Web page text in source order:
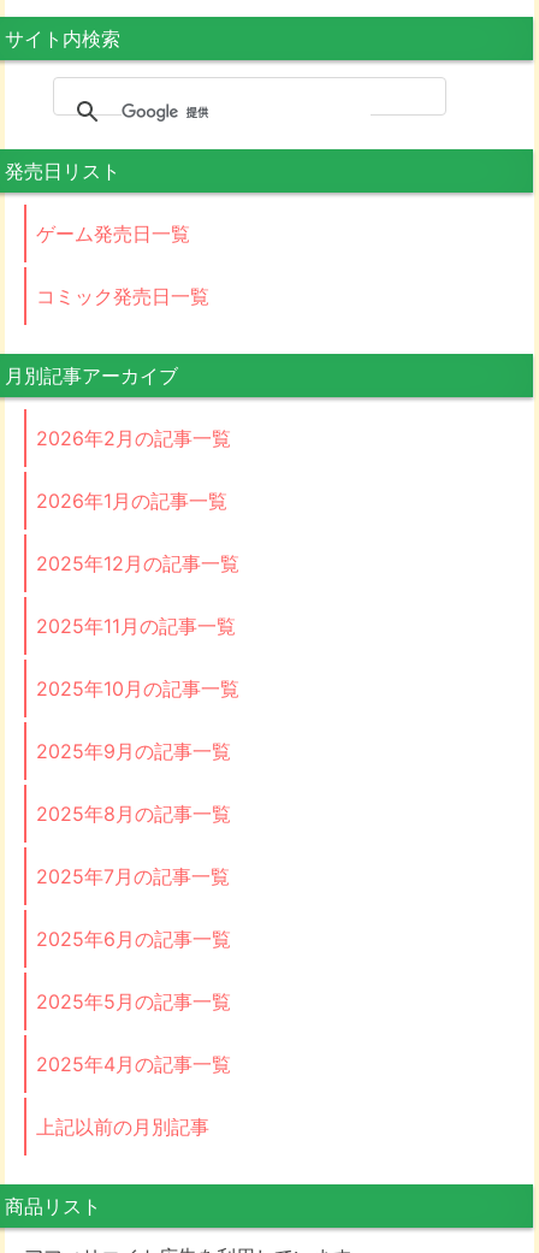
サイト内検索
発売日リスト
ゲーム発売日一覧
コミック発売日一覧
月別記事アーカイブ
2026年2月の記事一覧
2026年1月の記事一覧
2025年12月の記事一覧
2025年11月の記事一覧
2025年10月の記事一覧
2025年9月の記事一覧
2025年8月の記事一覧
2025年7月の記事一覧
2025年6月の記事一覧
2025年5月の記事一覧
2025年4月の記事一覧
上記以前の月別記事
商品リスト